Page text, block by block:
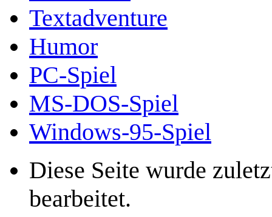
Textadventure
Humor
PC-Spiel
MS-DOS-Spiel
Windows-95-Spiel
Diese Seite wurde
bearbeitet.